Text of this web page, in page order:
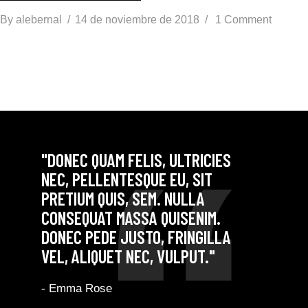
By alebernal 14 de noviembre de 2018 1 Comment
"DONEC QUAM FELIS, ULTRICIES
NEC, PELLENTESQUE EU, SIT
PRETIUM QUIS, SEM. NULLA
CONSEQUAT MASSA QUISENIM.
DONEC PEDE JUSTO, FRINGILLA
VEL, ALIQUET NEC, VULPUT."
- Emma Rose